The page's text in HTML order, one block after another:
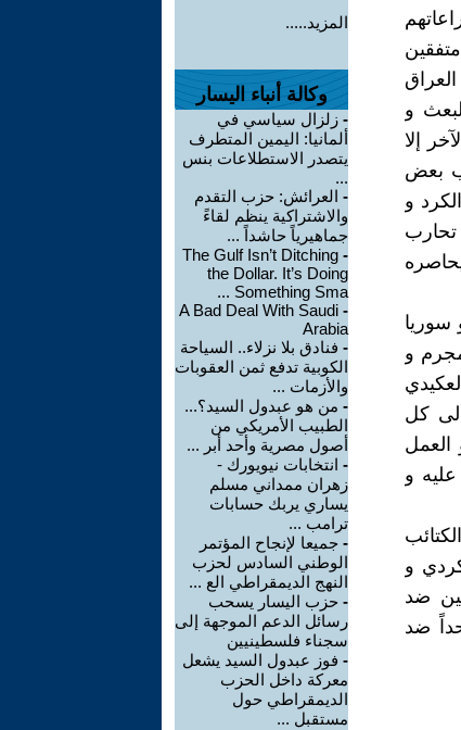
و
إلا
بعض
و
تحارب
سوريا
و
كل
العمل
و
و
ضد
ضد
المزيد.....
وكالة أنباء اليسار
- زلزال سياسي في
ألمانيا: اليمين المتطرف
يتصدر الاستطلاعات بنس
...
- العرائش: حزب التقدم
والاشتراكية ينظم لقاءً
جماهيرياً حاشداً ...
-
The Gulf Isn’t Ditching
the Dollar. It’s Doing
Something Sma ...
-
A Bad Deal With Saudi
Arabia
- فنادق بلا نزلاء.. السياحة
الكوبية تدفع ثمن العقوبات
والأزمات ...
- من هو عبدول السيد؟...
الطبيب الأمريكي من
أصول مصرية وأحد أبر ...
- انتخابات نيويورك -
زهران ممداني مسلم
يساري يربك حسابات
ترامب ...
- جميعا لإنجاح المؤتمر
الوطني السادس لحزب
النهج الديمقراطي الع ...
- حزب اليسار يسحب
رسائل الدعم الموجهة إلى
سجناء فلسطينيين
- فوز عبدول السيد يشعل
معركة داخل الحزب
الديمقراطي حول
مستقبل ...